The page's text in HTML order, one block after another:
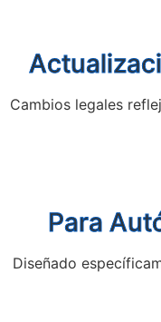
Cambios legales
Para
Diseñado